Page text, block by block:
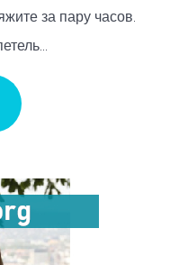
за пару часов.